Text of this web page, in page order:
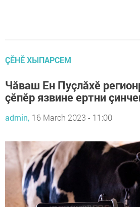
ÇӖНӖ ХЫПАРСЕМ
Чăваш Ен Пуçлăхӗ
çӗпӗр язвине ертни
admin, 16 March 2023 - 11:00